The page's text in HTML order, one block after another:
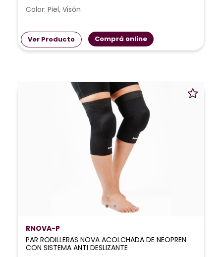
Color: Piel, Visón
Ver Producto Comprá online
RNOVA-P
PAR RODILLERAS NOVA ACOLCHADA DE NEOPREN
CON SISTEMA ANTI DESLIZANTE